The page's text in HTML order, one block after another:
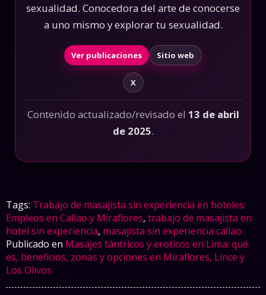
sexualidad. Conocedora del arte de conocerse
a uno mismo y explorar tu sexualidad.
Ver publicaciones Sitio web
X
Contenido actualizado/revisado el 13 de abril
de 2025.
Tags: Trabajo de masajista sin experiencia en hoteles:
Empleos en Callao y Miraflores, trabajo de masajista en
hotel sin experiencia, masajista sin experiencia callao
Publicado en Masajes tántricos y eroticos en Lima: qué
es, beneficios, zonas y opciones en Miraflores, Lince y
Los Olivos